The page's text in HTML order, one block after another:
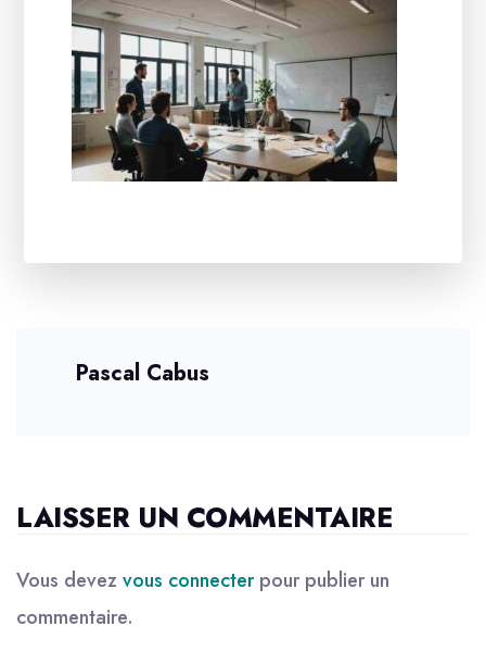
Pascal Cabus
LAISSER UN COMMENTAIRE
Vous devez vous connecterpour publier un
commentaire.